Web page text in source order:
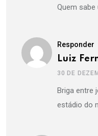
Quem sabe
Responder
Luiz
30 DE
Briga entre
estádio do